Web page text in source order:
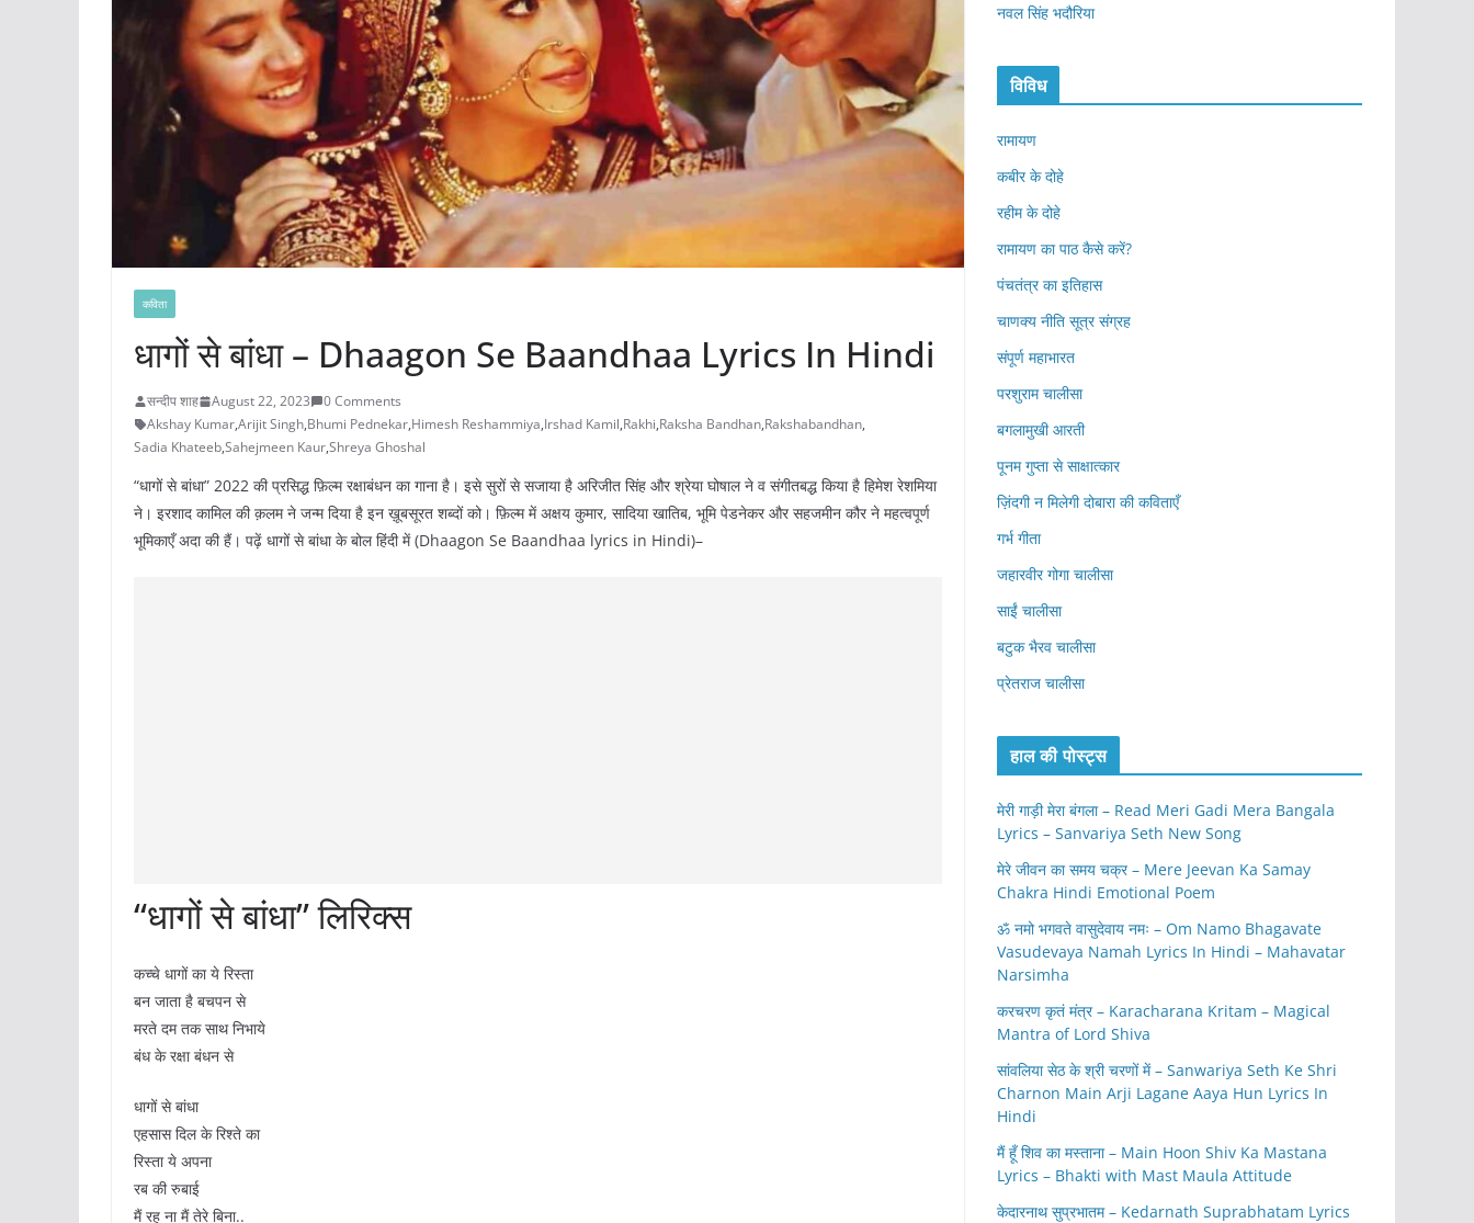
कविता
धागों से बांधा – Dhaagon Se Baandhaa Lyrics In Hindi
सन्दीप शाह August 22, 2023
0 Comments
Akshay Kumar,Arijit Singh,Bhumi Pednekar,Himesh Reshammiya,Irshad Kamil,Rakhi,Raksha Bandhan,Rakshabandhan,
Sadia Khateeb,Sahejmeen Kaur,Shreya Ghoshal
“धागों से बांधा” 2022 की प्रसिद्ध फ़िल्म रक्षाबंधन का गाना है। इसे सुरों से सजाया है अरिजीत सिंह और श्रेया घोषाल ने व संगीतबद्ध किया है हिमेश रेशमिया
ने। इरशाद कामिल की क़लम ने जन्म दिया है इन ख़ूबसूरत शब्दों को। फ़िल्म में अक्षय कुमार, सादिया खातिब, भूमि पेडनेकर और सहजमीन कौर ने महत्वपूर्ण
भूमिकाएँ अदा की हैं। पढ़ें धागों से बांधा के बोल हिंदी में (Dhaagon Se Baandhaa lyrics in Hindi)–
“धागों से बांधा” लिरिक्स
कच्चे धागों का ये रिस्ता
बन जाता है बचपन से
मरते दम तक साथ निभाये
बंध के रक्षा बंधन से
धागों से बांधा
एहसास दिल के रिश्ते का
रिस्ता ये अपना
रब की रुबाई
मैं रहु ना मैं तेरे बिना..
नवल सिंह भदौरिया
विविध
रामायण
कबीर के दोहे
रहीम के दोहे
रामायण का पाठ कैसे करें?
पंचतंत्र का इतिहास
चाणक्य नीति सूत्र संग्रह
संपूर्ण महाभारत
परशुराम चालीसा
बगलामुखी आरती
पूनम गुप्ता से साक्षात्कार
ज़िंदगी न मिलेगी दोबारा की कविताएँ
गर्भ गीता
जहारवीर गोगा चालीसा
साईं चालीसा
बटुक भैरव चालीसा
प्रेतराज चालीसा
हाल की पोस्ट्स
मेरी गाड़ी मेरा बंगला – Read Meri Gadi Mera Bangala
Lyrics – Sanvariya Seth New Song
मेरे जीवन का समय चक्र – Mere Jeevan Ka Samay
Chakra Hindi Emotional Poem
ॐ नमो भगवते वासुदेवाय नमः – Om Namo Bhagavate
Vasudevaya Namah Lyrics In Hindi – Mahavatar
Narsimha
करचरण कृतं मंत्र – Karacharana Kritam – Magical
Mantra of Lord Shiva
सांवलिया सेठ के श्री चरणों में – Sanwariya Seth Ke Shri
Charnon Main Arji Lagane Aaya Hun Lyrics In
Hindi
मैं हूँ शिव का मस्ताना – Main Hoon Shiv Ka Mastana
Lyrics – Bhakti with Mast Maula Attitude
केदारनाथ सुप्रभातम – Kedarnath Suprabhatam Lyrics